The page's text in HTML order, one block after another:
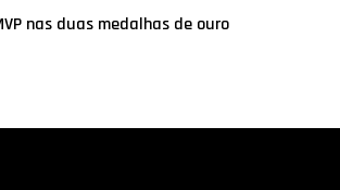
nas duas medalhas de ouro